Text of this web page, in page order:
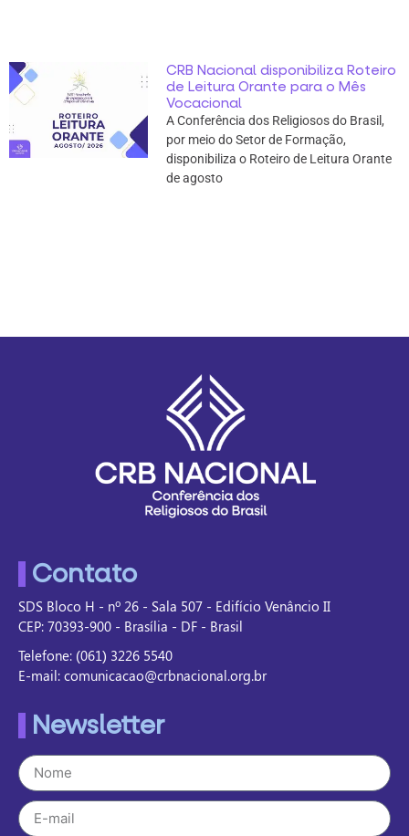
CRB Nacional disponibiliza Roteiro
de Leitura Orante para o Mês
Vocacional
A Conferência dos Religiosos do Brasil,
por meio do Setor de Formação,
disponibiliza o Roteiro de Leitura Orante
de agosto
Contato
SDS Bloco H - nº 26 - Sala 507 - Edifício Venâncio II
CEP: 70393-900 - Brasília - DF - Brasil
Telefone: (061) 3226 5540
E-mail: comunicacao@crbnacional.org.br
Newsletter